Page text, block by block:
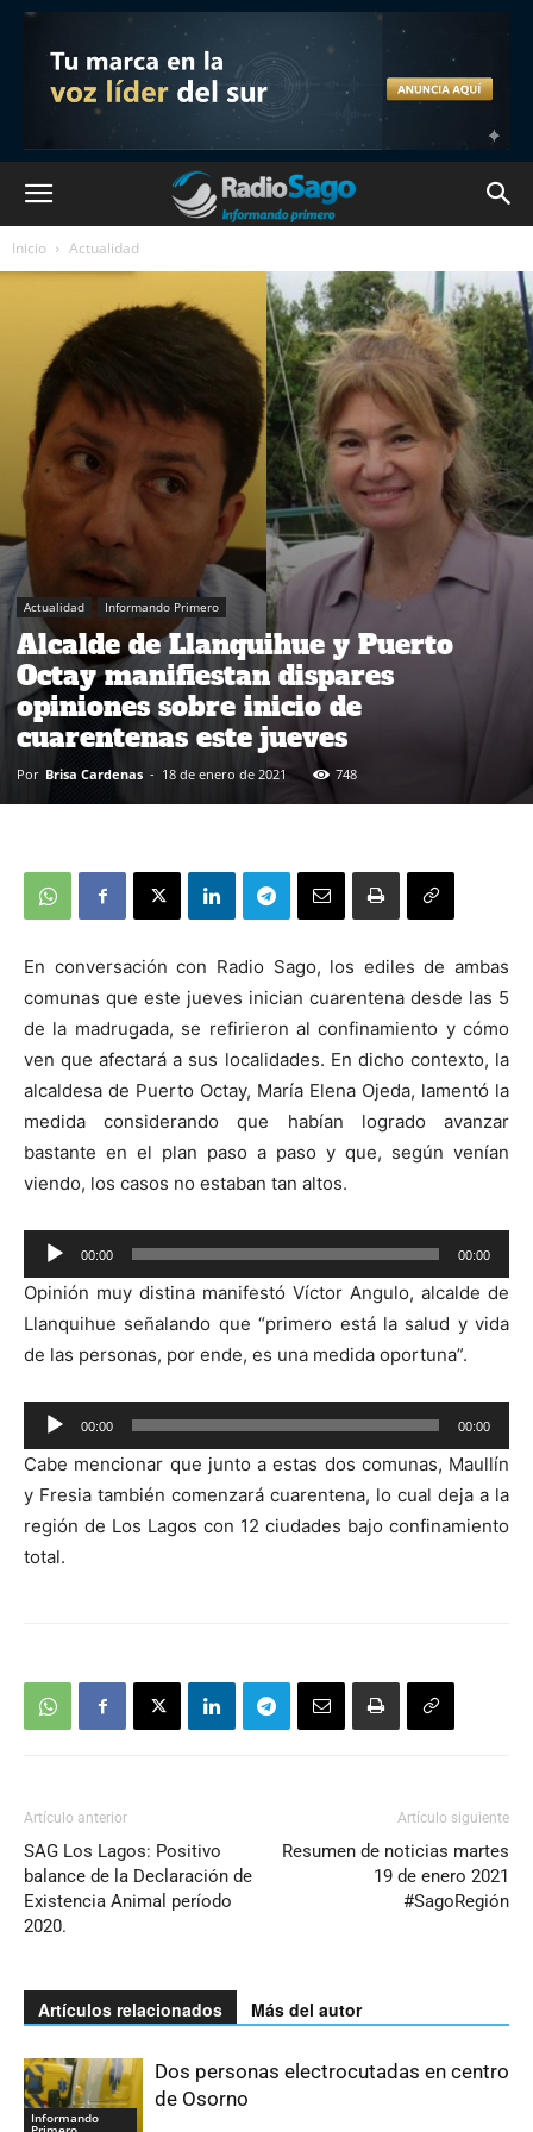
Inicio Actualidad
Actualidad Informando Primero
Alcalde de Llanquihue y Puerto
Octay manifiestan dispares
opiniones sobre inicio de
cuarentenas este jueves
Por Brisa Cardenas - 18 de enero de 2021 748
En conversación con Radio Sago, los ediles de ambas
comunas que este jueves inician cuarentena desde las 5
de la madrugada, se refirieron al confinamiento y cómo
ven que afectará a sus localidades. En dicho contexto, la
alcaldesa de Puerto Octay, María Elena Ojeda, lamentó la
medida considerando que habían logrado avanzar
bastante en el plan paso a paso y que, según venían
viendo, los casos no estaban tan altos.
Reproductor
de
audio
00:00 00:00
Opinión muy distina manifestó Víctor Angulo, alcalde de
Llanquihue señalando que “primero está la salud y vida
de las personas, por ende, es una medida oportuna”.
Reproductor
de
audio
00:00 00:00
Cabe mencionar que junto a estas dos comunas, Maullín
y Fresia también comenzará cuarentena, lo cual deja a la
región de Los Lagos con 12 ciudades bajo confinamiento
total.
Artículo anterior
SAG Los Lagos: Positivo
balance de la Declaración de
Existencia Animal período
2020.
Artículo siguiente
Resumen de noticias martes
19 de enero 2021
#SagoRegión
Artículos relacionados Más del autor
Informando
Dos personas electrocutadas en centro
de Osorno